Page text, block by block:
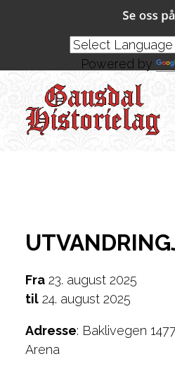
Fra23. august 2025
til24. august 2025
Adresse: Baklivegen
Arena
Powered by